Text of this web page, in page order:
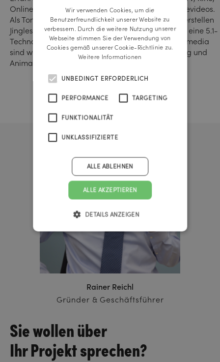
Online-Spots, Telefonbänder, Messe- sowie Imagevideos.
Als Tonstudio komponieren wir außerdem Musik, erstellen
Jingles, designen Soundeffekte und verfügen über eine 5.1-
Technologie für Surround-Mixes. Im Bereich Multimedia
sind wir zuständig für Videoschnitt, Colour Grading und
Animation.
Sie wollen über
Ihr Projekt sprechen?
Rainer Reichl
Gründer & Geschäftsführer
Wir verwenden Cookies, um die
Benutzerfreundlichkeit unserer Website zu
verbessern. Durch die weitere Nutzung unserer
Webseite stimmen Sie der Verwendung von
Cookies gemäß unserer Cookie-Richtlinie zu.
Weitere Informationen
UNBEDINGT ERFORDERLICH
PERFORMANCE TARGETING
FUNKTIONALITÄT
UNKLASSIFIZIERTE
ALLE AKZEPTIEREN
ALLE ABLEHNEN
DETAILS ANZEIGEN